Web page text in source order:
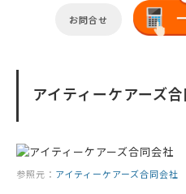
お問合せ
アイティーケアーズ
参照元： アイティーケアーズ合同会社